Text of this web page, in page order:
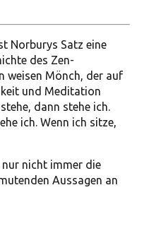
Norburys Satz eine
des Zen-
weisen Mönch, der auf
und Meditation
dann stehe ich.
ich. Wenn ich sitze,
nur nicht immer die
Aussagen an